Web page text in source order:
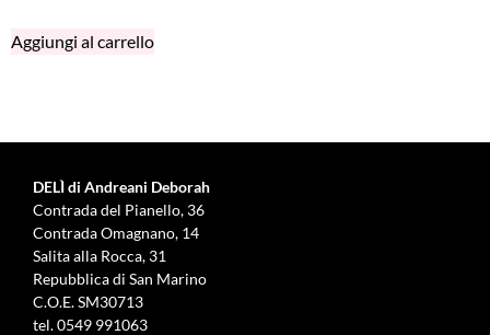
Aggiungi al carrello
DELÌ di Andreani Deborah
Contrada del Pianello, 36
Contrada Omagnano, 14
Salita alla Rocca, 31
Repubblica di San Marino
C.O.E. SM30713
tel.0549 991063